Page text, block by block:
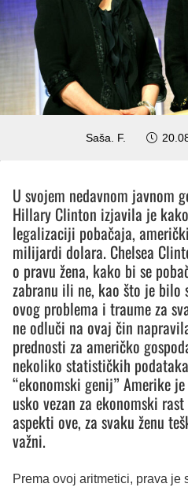
Saša. F.
U svojem nedavnom javnom
Hillary Clinton izjavila je
legalizaciji pobačaja,
milijardi dolara. Chelsea
o pravu žena, kako bi se
zabranu ili ne, kao što je bilo
ovog problema i traume za
ne odluči na ovaj čin
prednosti za američko
nekoliko statističkih
“ekonomski genij” Amerike
usko vezan za ekonomski
aspekti ove, za svaku ženu
važni.
Prema ovoj aritmetici, prava je